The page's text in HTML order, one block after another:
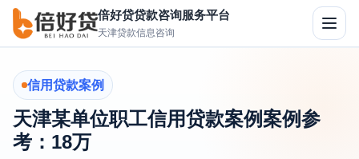
倍好贷贷款咨询服务平台
天津贷款信息咨询
切
换
信用贷款案例
天津某单位职工信用贷款案例案例参
考：18万